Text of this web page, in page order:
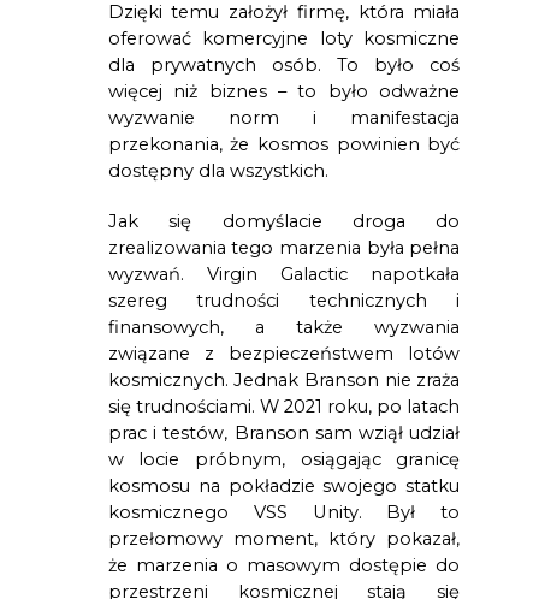
Dzięki temu założył firmę, która miała
oferować komercyjne loty kosmiczne
dla prywatnych osób. To było coś
więcej niż biznes – to było odważne
wyzwanie norm i manifestacja
przekonania, że kosmos powinien być
dostępny dla wszystkich.
Jak się domyślacie droga do
zrealizowania tego marzenia była pełna
wyzwań. Virgin Galactic napotkała
szereg trudności technicznych i
finansowych, a także wyzwania
związane z bezpieczeństwem lotów
kosmicznych. Jednak Branson nie zraża
się trudnościami. W 2021 roku, po latach
prac i testów, Branson sam wziął udział
w locie próbnym, osiągając granicę
kosmosu na pokładzie swojego statku
kosmicznego VSS Unity. Był to
przełomowy moment, który pokazał,
że marzenia o masowym dostępie do
przestrzeni kosmicznej stają się